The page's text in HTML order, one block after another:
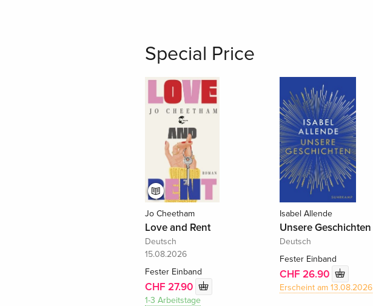
Special Price
Jo Cheetham
Love and Rent
Deutsch
15.08.2026
Fester Einband
CHF 27.90
1-3 Arbeitstage
Isabel Allende
Unsere Geschichten
Deutsch
Fester Einband
CHF 26.90
Erscheint am 13.08.2026